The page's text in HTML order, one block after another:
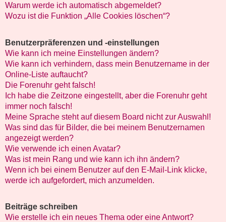
Warum werde ich automatisch abgemeldet?
Wozu ist die Funktion „Alle Cookies löschen“?
Benutzerpräferenzen und -einstellungen
Wie kann ich meine Einstellungen ändern?
Wie kann ich verhindern, dass mein Benutzername in der
Online-Liste auftaucht?
Die Forenuhr geht falsch!
Ich habe die Zeitzone eingestellt, aber die Forenuhr geht
immer noch falsch!
Meine Sprache steht auf diesem Board nicht zur Auswahl!
Was sind das für Bilder, die bei meinem Benutzernamen
angezeigt werden?
Wie verwende ich einen Avatar?
Was ist mein Rang und wie kann ich ihn ändern?
Wenn ich bei einem Benutzer auf den E-Mail-Link klicke,
werde ich aufgefordert, mich anzumelden.
Beiträge schreiben
Wie erstelle ich ein neues Thema oder eine Antwort?